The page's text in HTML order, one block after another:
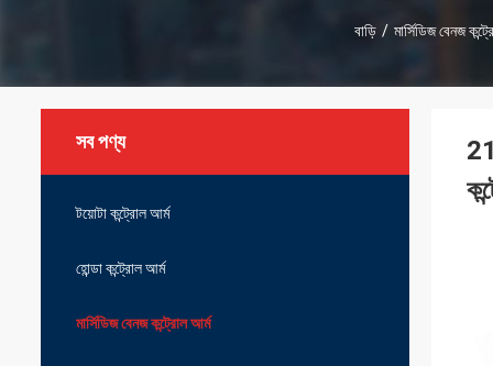
বাড়ি / মার্সিডিজ বেনজ
সব পণ্য
টয়োটা কন্ট্রোল আর্ম
হোন্ডা কন্ট্রোল আর্ম
মার্সিডিজ বেনজ কন্ট্রোল আর্ম